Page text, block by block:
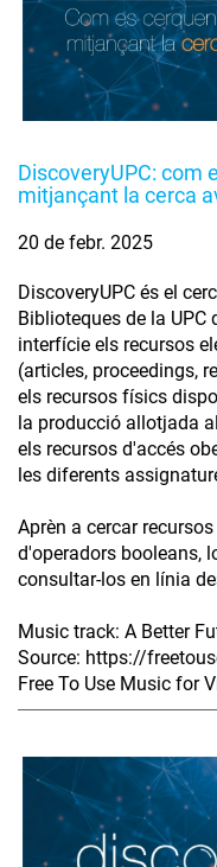
DiscoveryUPC: com
mitjançant la cerca
20 de febr. 2025
DiscoveryUPC és el
Biblioteques de la UPC
interfície els recursos
(articles, proceedings,
els recursos físics
la producció allotjada
els recursos d'accés
les diferents
Aprèn a cercar
d'operadors booleans,
consultar-los en línia
Music track: A Better
Source: https://
Free To Use Music for